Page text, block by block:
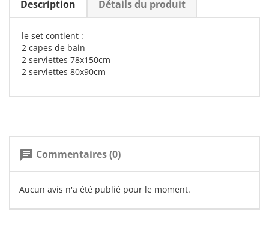
Description Détails du produit
le set contient :
2 capes de bain
2 serviettes 78x150cm
2 serviettes 80x90cm
chat Commentaires (0)
Aucun avis n'a été publié pour le moment.